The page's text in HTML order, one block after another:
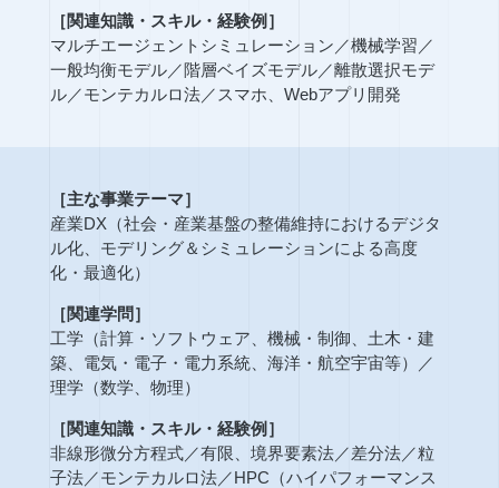
［関連知識・スキル・経験例］
マルチエージェントシミュレーション ／機械学習 ／
一般均衡モデル／階層ベイズモデル／離散選択モデ
ル／モンテカルロ法／ スマホ、Webアプリ開発
［主な事業テーマ］
産業DX（社会・産業基盤の整備維持におけるデジタ
ル化、モデリング＆シミュレーションによる高度
化・最適化）
［関連学問］
工学（計算・ソフトウェア、機械・制御、土木・建
築、電気・電子・電力系統、海洋・航空宇宙等）
／
理学（数学、物理）
［関連知識・スキル・経験例］
非線形微分方程式／有限、境界要素法／差分法／粒
子法／モンテカルロ法／HPC（ハイパフォーマンス